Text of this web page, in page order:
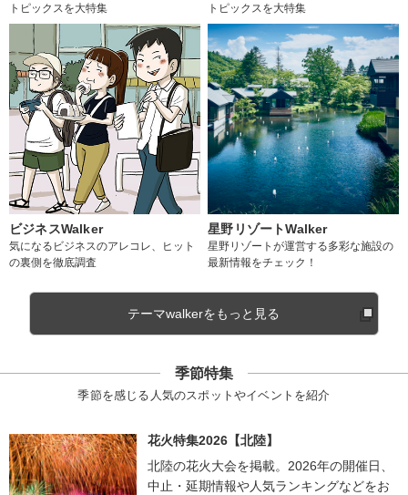
トピックスを大特集
トピックスを大特集
ビジネスWalker
気になるビジネスのアレコレ、ヒット
の裏側を徹底調査
星野リゾートWalker
星野リゾートが運営する多彩な施設の
最新情報をチェック！
テーマwalkerをもっと見る
季節特集
季節を感じる人気のスポットやイベントを紹介
花火特集2026【北陸】
北陸の花火大会を掲載。2026年の開催日、
中止・延期情報や人気ランキングなどをお